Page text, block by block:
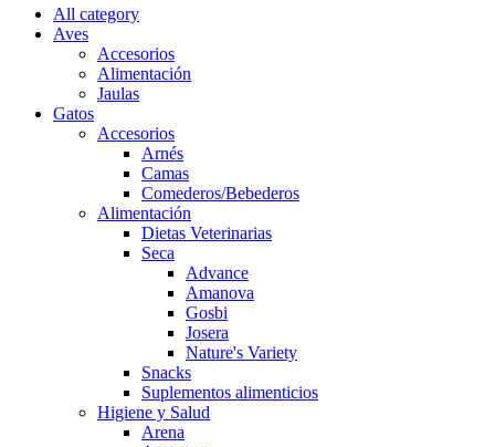
All category
Aves
Accesorios
Alimentación
Jaulas
Gatos
Accesorios
Arnés
Camas
Comederos/Bebederos
Alimentación
Dietas Veterinarias
Seca
Advance
Amanova
Gosbi
Josera
Nature's Variety
Snacks
Suplementos alimenticios
Higiene y Salud
Arena